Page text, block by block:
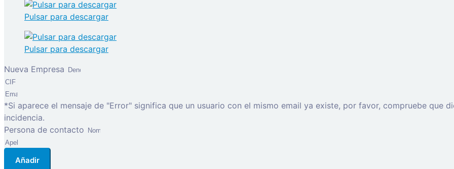
Pulsar para descargar
Pulsar para descargar
Nueva Empresa
*Si aparece el mensaje de "Error" significa que un usuario con el mismo email ya existe, por favor, compruebe que
incidencia.
Persona de contacto
Añadir